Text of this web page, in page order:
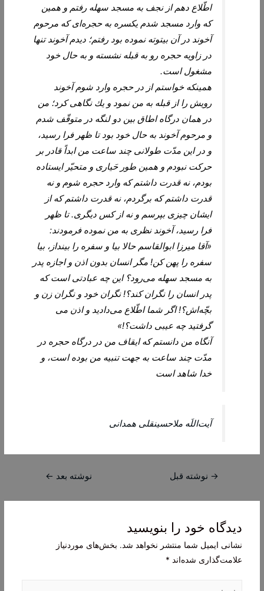
اطّلاع دهم از نجف به مسجد سهله رفتم و همين‏
كه وارد مسجد شدم‏ يكسره به حجره‌‏اى كه مرحوم
آخوند در آن بيتوته نموده بود رفتم؛ ديدم آخوند تنها
در زاويه حجره رو به قبله نشسته و به حال خود
مشغول است.
همين‏كه خواستم از در حجره وارد شوم آخوند
رويش را از قبله به من نمود و يك نگاهى كرد؛ من
در همان درگاه اطاق بين دو لنگه در متوقّف شدم
و مرحوم آخوند به حال خود بود تا ظهر فرا رسيد،
و در اين مدّت طولانى چند ساعت من ابداً قادر بر
حركت نبودم و همين طور حَيارى و متحيّر ايستاده
بودم، نه قدرت داشتم كه وارد حجره شوم و نه
قدرت داشتم كه برگردم، نه قدرت داشتم كه از
ايشان چيزى بپرسم و نه از كس ديگرى. تا ظهر
فرا رسيد، آخوند نظرى به من نموده فرمودند:
«آقا ميرزا ابوالقاسم حالا بيا و سفره را بينداز، بيا
سفره را پهن كن! مگر انسان بدون اذن و اجازه پدر
به مسجد سهله مى‌‏رود؟ اين چه عبادتى است كه
پدر انسان را نگران كند؟! نگران خود و نگران زن و
بچّه‌‏اش؟! اگر شما اطّلاع مى‏‌داديد و اذن مى
‏گرفتيد چه عيبى داشت؟!»
آنگاه من دانستم كه ايقاف من در درگاه حجره در
مدّت چند ساعت به جهت تنبيه من بوده است، و
خدا شاهد است
آیت‌اللَه ملاحسینقلی همدانی
راهبری
→ نوشته قبل نوشته بعد ←
دیدگاه‌ خود را بنویسید
نشانی ایمیل شما منتشر نخواهد شد. بخش‌های موردنیاز
علامت‌گذاری شده‌اند *